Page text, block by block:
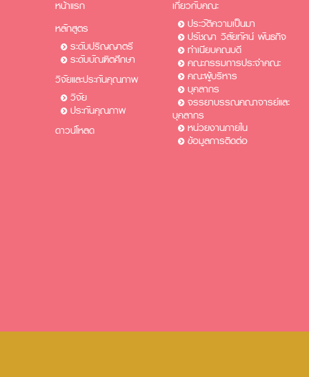
หน้าแรก
หลักสูตร
ระดับปริญญาตรี
ระดับบัณฑิตศึกษา
วิจัยและประกันคุณภาพ
วิจัย
ประกันคุณภาพ
ดาวน์โหลด
เกี่ยวกับคณะ
ประวัติความเป็นมา
ปรัชญา วิสัยทัศน์ พันธกิจ
ทำเนียบคณบดี
คณะกรรมการประจำคณะ
คณะผู้บริหาร
บุคลากร
จรรยาบรรณคณาจารย์และ
บุคลากร
หน่วยงานภายใน
ข้อมูลการติดต่อ